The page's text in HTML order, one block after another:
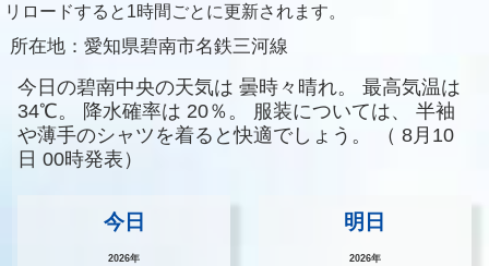
リロードすると1時間ごとに更新されます。
所在地： 愛知県碧南市名鉄三河線
今日の碧南中央の天気は 曇時々晴れ。
最高気温は
34℃。
降水確率は 20％。 服装については、
半袖
や薄手のシャツを着ると快適でしょう。
（ 8月10
日 00時発表）
今日
2026年
明日
2026年